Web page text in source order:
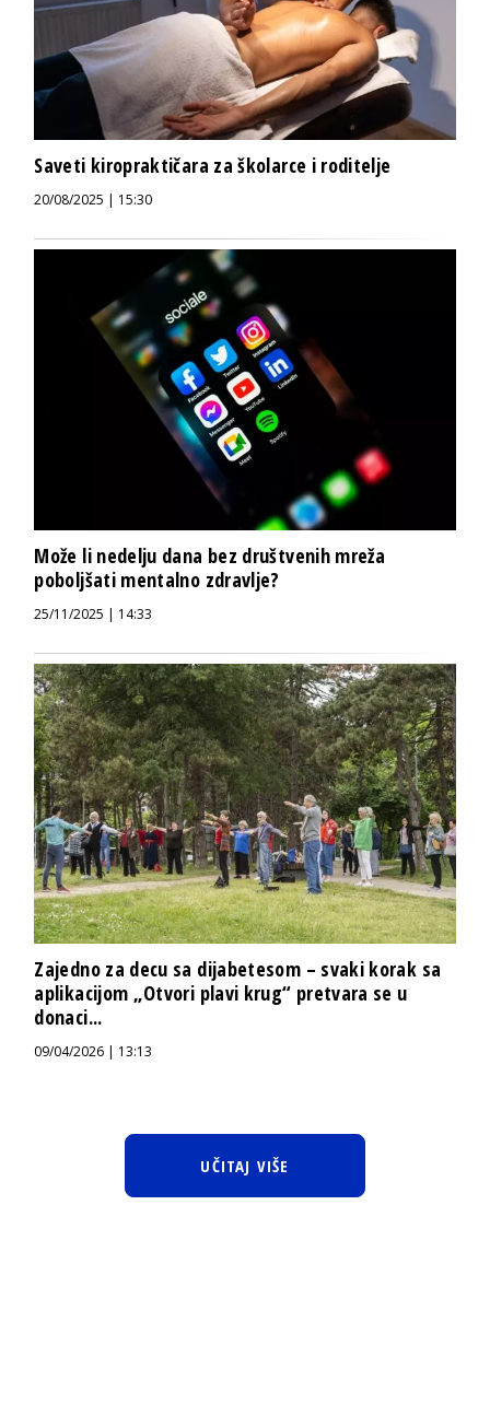
Saveti kiropraktičara za školarce i roditelje
20/08/2025 | 15:30
Može li nedelju dana bez društvenih mreža
poboljšati mentalno zdravlje?
25/11/2025 | 14:33
Zajedno za decu sa dijabetesom – svaki korak sa
aplikacijom „Otvori plavi krug“ pretvara se u
donaci...
09/04/2026 | 13:13
UČITAJ VIŠE